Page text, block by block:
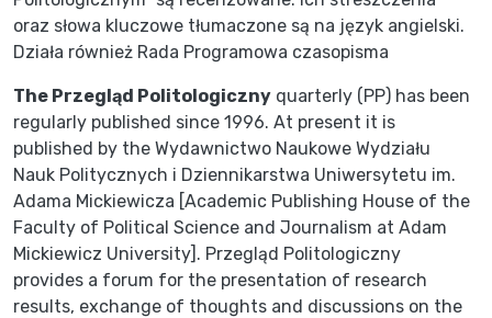
oraz słowa kluczowe tłumaczone są na język angielski.
Działa również Rada Programowa czasopisma
The Przegląd Politologiczny quarterly (PP) has been
regularly published since 1996. At present it is
published by the Wydawnictwo Naukowe Wydziału
Nauk Politycznych i Dziennikarstwa Uniwersytetu im.
Adama Mickiewicza [Academic Publishing House of the
Faculty of Political Science and Journalism at Adam
Mickiewicz University]. Przegląd Politologiczny
provides a forum for the presentation of research
results, exchange of thoughts and discussions on the